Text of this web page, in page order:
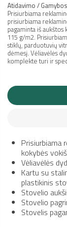
Atidavimo /
Prisiurbiama
prisiurbiama
pagaminta iš
115 g/m2.
stiklų, parduotuvių
dėmesį. Vėliavėlės
komplekte turi ir
Prisiurbiama
kokybės
Vėliavėlės
Kartu su
plastikinis
Stovelio
Stovelio
Stovelis